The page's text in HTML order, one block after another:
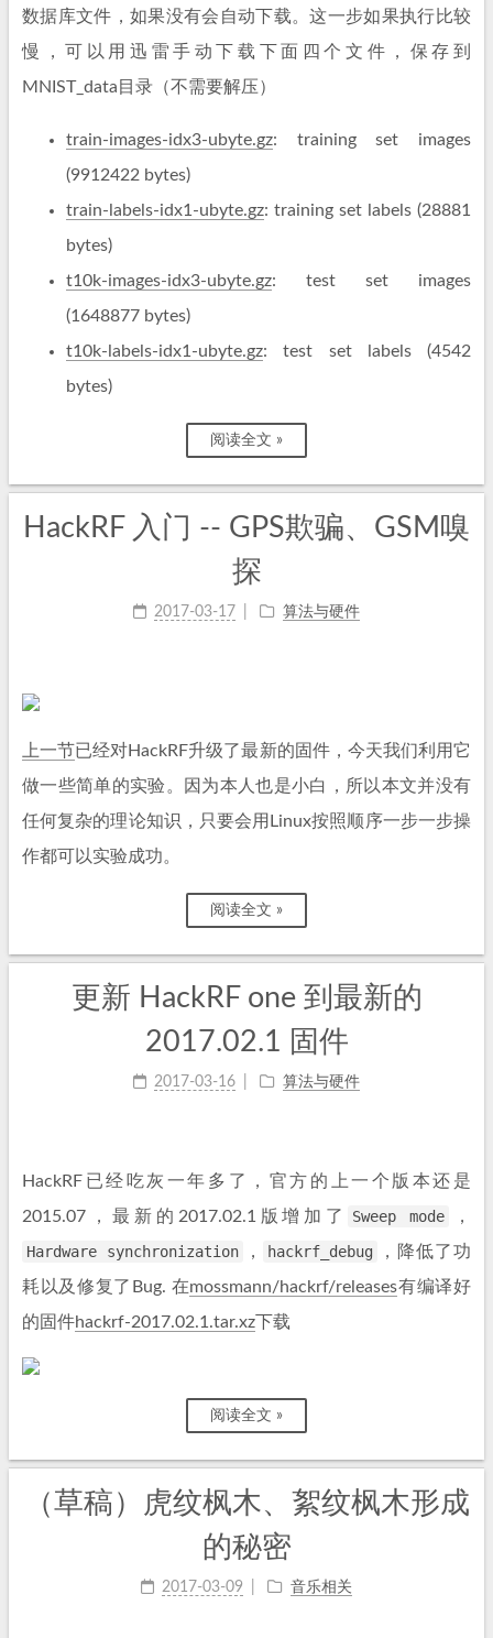
数据库文件，如果没有会自动下载。这一步如果执行比较
慢，可以用迅雷手动下载下面四个文件，保存到
MNIST_data目录（不需要解压）
train-images-idx3-ubyte.gz: training set images
(9912422 bytes)
train-labels-idx1-ubyte.gz: training set labels (28881
bytes)
t10k-images-idx3-ubyte.gz: test set images
(1648877 bytes)
t10k-labels-idx1-ubyte.gz: test set labels (4542
bytes)
阅读全文 »
HackRF 入门 -- GPS欺骗、GSM嗅
探
2017-03-17 算法与硬件
上一节已经对HackRF升级了最新的固件，今天我们利用它
做一些简单的实验。因为本人也是小白，所以本文并没有
任何复杂的理论知识，只要会用Linux按照顺序一步一步操
作都可以实验成功。
阅读全文 »
更新 HackRF one 到最新的
2017.02.1 固件
2017-03-16 算法与硬件
HackRF已经吃灰一年多了，官方的上一个版本还是
2015.07，最新的2017.02.1版增加了
Sweep mode
，
Hardware synchronization
， hackrf_debug
，降低了功
耗以及修复了Bug. 在mossmann/hackrf/releases有编译好
的固件hackrf-2017.02.1.tar.xz 下载
阅读全文 »
（草稿）虎纹枫木、絮纹枫木形成
的秘密
2017-03-09 音乐相关